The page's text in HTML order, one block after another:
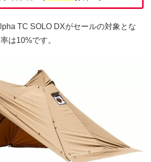
TC SOLO DXがセールの対象とな
は10%です。